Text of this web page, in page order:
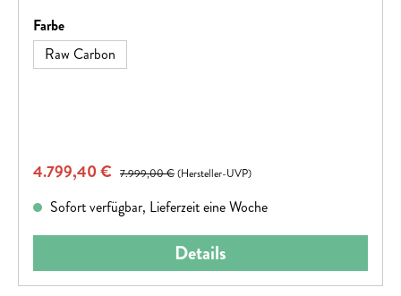
eRIDE – Beherrsche die Trails!
Farbeauswählen
Raw Carbon
Verkaufspreis:
4.799,40 € Regulärer Preis:
7.999,00 €(Hersteller-UVP)
Sofort verfügbar, Lieferzeit eine Woche
Details